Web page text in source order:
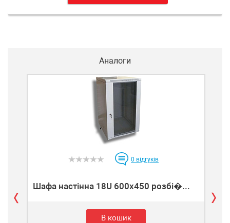
Аналоги
0 відгуків
Шафа настінна 18U 600х450 розбі�...
В кошик